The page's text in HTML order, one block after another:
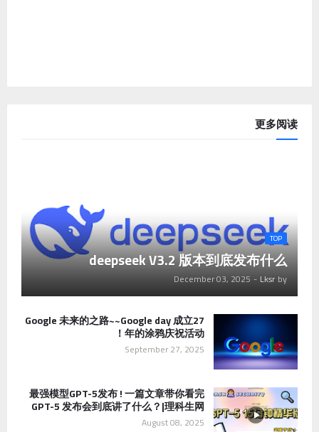
更多阅读
TOP
deepseek V3.2 版本到底发布什么
by
Lksr
-
December 03, 2025
Google 未来的之路~~Google day 成立27
年的涂鸦庆祝活动！
September 27, 2025
最强模型GPT-5发布 ! 一篇文章带你看完
GPT-5 发布会到底讲了什么？|理科生网
August 08, 2025